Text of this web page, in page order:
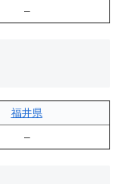
–
福井県
–